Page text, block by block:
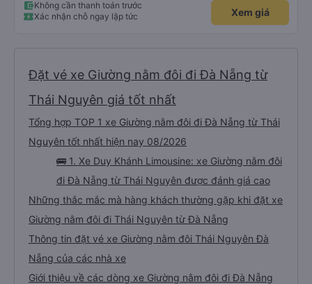
Không cần thanh toán trước
Xác nhận chỗ ngay lập tức
Xem giá
Đặt vé xe Giường nằm đôi đi Đà Nẵng từ
Thái Nguyên giá tốt nhất
Tổng hợp TOP 1 xe Giường nằm đôi đi Đà Nẵng từ Thái
Nguyên tốt nhất hiện nay 08/2026
🚌 1. Xe Duy Khánh Limousine: xe Giường nằm đôi
đi Đà Nẵng từ Thái Nguyên được đánh giá cao
Những thắc mắc mà hàng khách thường gặp khi đặt xe
Giường nằm đôi đi Thái Nguyên từ Đà Nẵng
Thông tin đặt vé xe Giường nằm đôi Thái Nguyên Đà
Nẵng của các nhà xe
Giới thiệu về các dòng xe Giường nằm đôi đi Đà Nẵng